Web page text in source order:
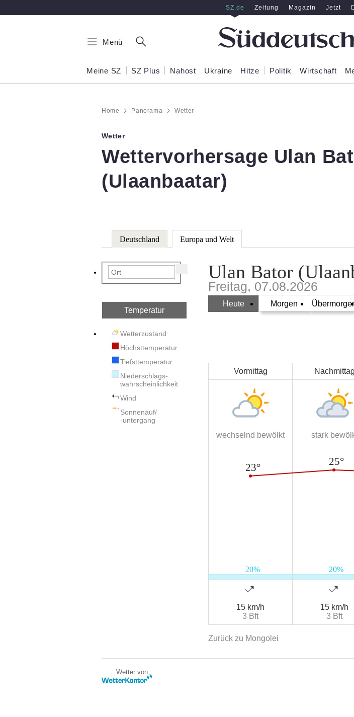
SZ.de Zeitung Magazin Jetzt
Menü
Meine SZ SZ Plus Nahost Ukraine Hitze Politik Wirtschaft
Home Panorama Wetter
Wetter
Wettervorhersage Ulan
(Ulaanbaatar)
Deutschland Europa und Welt
Temperatur
Wetterzustand
Höchsttemperatur
Tiefsttemperatur
Niederschlags-
wahrscheinlichkeit
Wind
Sonnenauf/
-untergang
Ulan Bator
Freitag, 07.08.2026
Heute Morgen
Vormittag Nachmittag
wechselnd bewölkt stark
15 km/h
3 Bft
15 km/h
3 Bft
Zurück zu Mongolei
Wetter von